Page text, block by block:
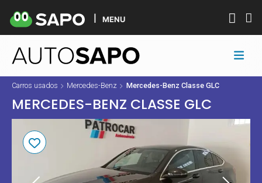
MENU
Carros usados Mercedes-Benz Mercedes-Benz Classe GLC
MERCEDES-BENZ CLASSE GLC